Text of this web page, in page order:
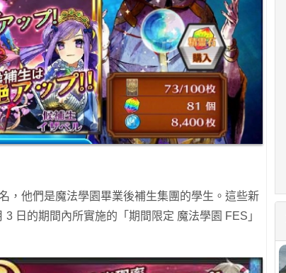
，他們是魔法學園畢業後補生集團的學生。這些新
日的期間內所實施的「期間限定 魔法學園 FES」